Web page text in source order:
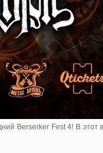
Berserker Fest 4! В этот